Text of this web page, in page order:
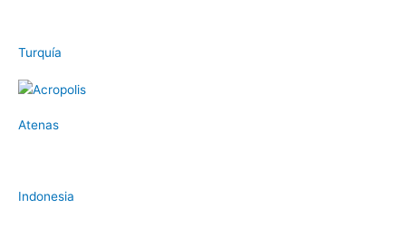
Turquía
Atenas
Indonesia